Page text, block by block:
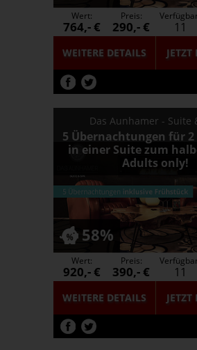
WEITERE DETAILS JETZT
Wert:
764,- €
Preis:
290,- € 11
Das Aunhamer - Suite
5 Übernachtungen für 2
in einer Suite zum
Adults only!
58%
WEITERE DETAILS JETZT
Wert:
920,- €
Preis:
390,- € 11